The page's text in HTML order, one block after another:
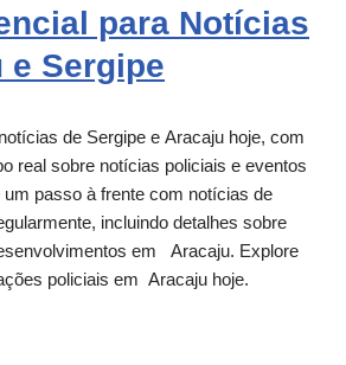
para Notícias
e Sergipe
de Sergipe e Aracaju hoje, com
real sobre notícias policiais e eventos
passo à frente com notícias de
incluindo detalhes sobre
em Aracaju. Explore
policiais em Aracaju hoje.